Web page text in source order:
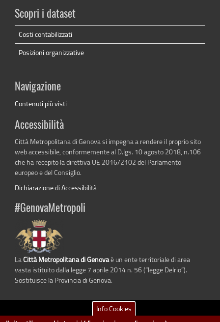
Scopri i dataset
Costi contabilizzati
Posizioni organizzative
Navigazione
Contenuti più visti
Accessibilità
Città Metropolitana di Genova si impegna a rendere il proprio sito
web accessibile, conformemente al D.lgs. 10 agosto 2018, n.106
che ha recepito la direttiva UE 2016/2102 del Parlamento
europeo e del Consiglio.
Dichiarazione di Accessibilità
#GenovaMetropoli
LaCittà Metropolitana di Genovaè un ente territoriale di area
vasta istituito dalla legge 7 aprile 2014 n. 56 (“legge Delrio”).
Sostituisce la Provincia di Genova.
Info Cookies